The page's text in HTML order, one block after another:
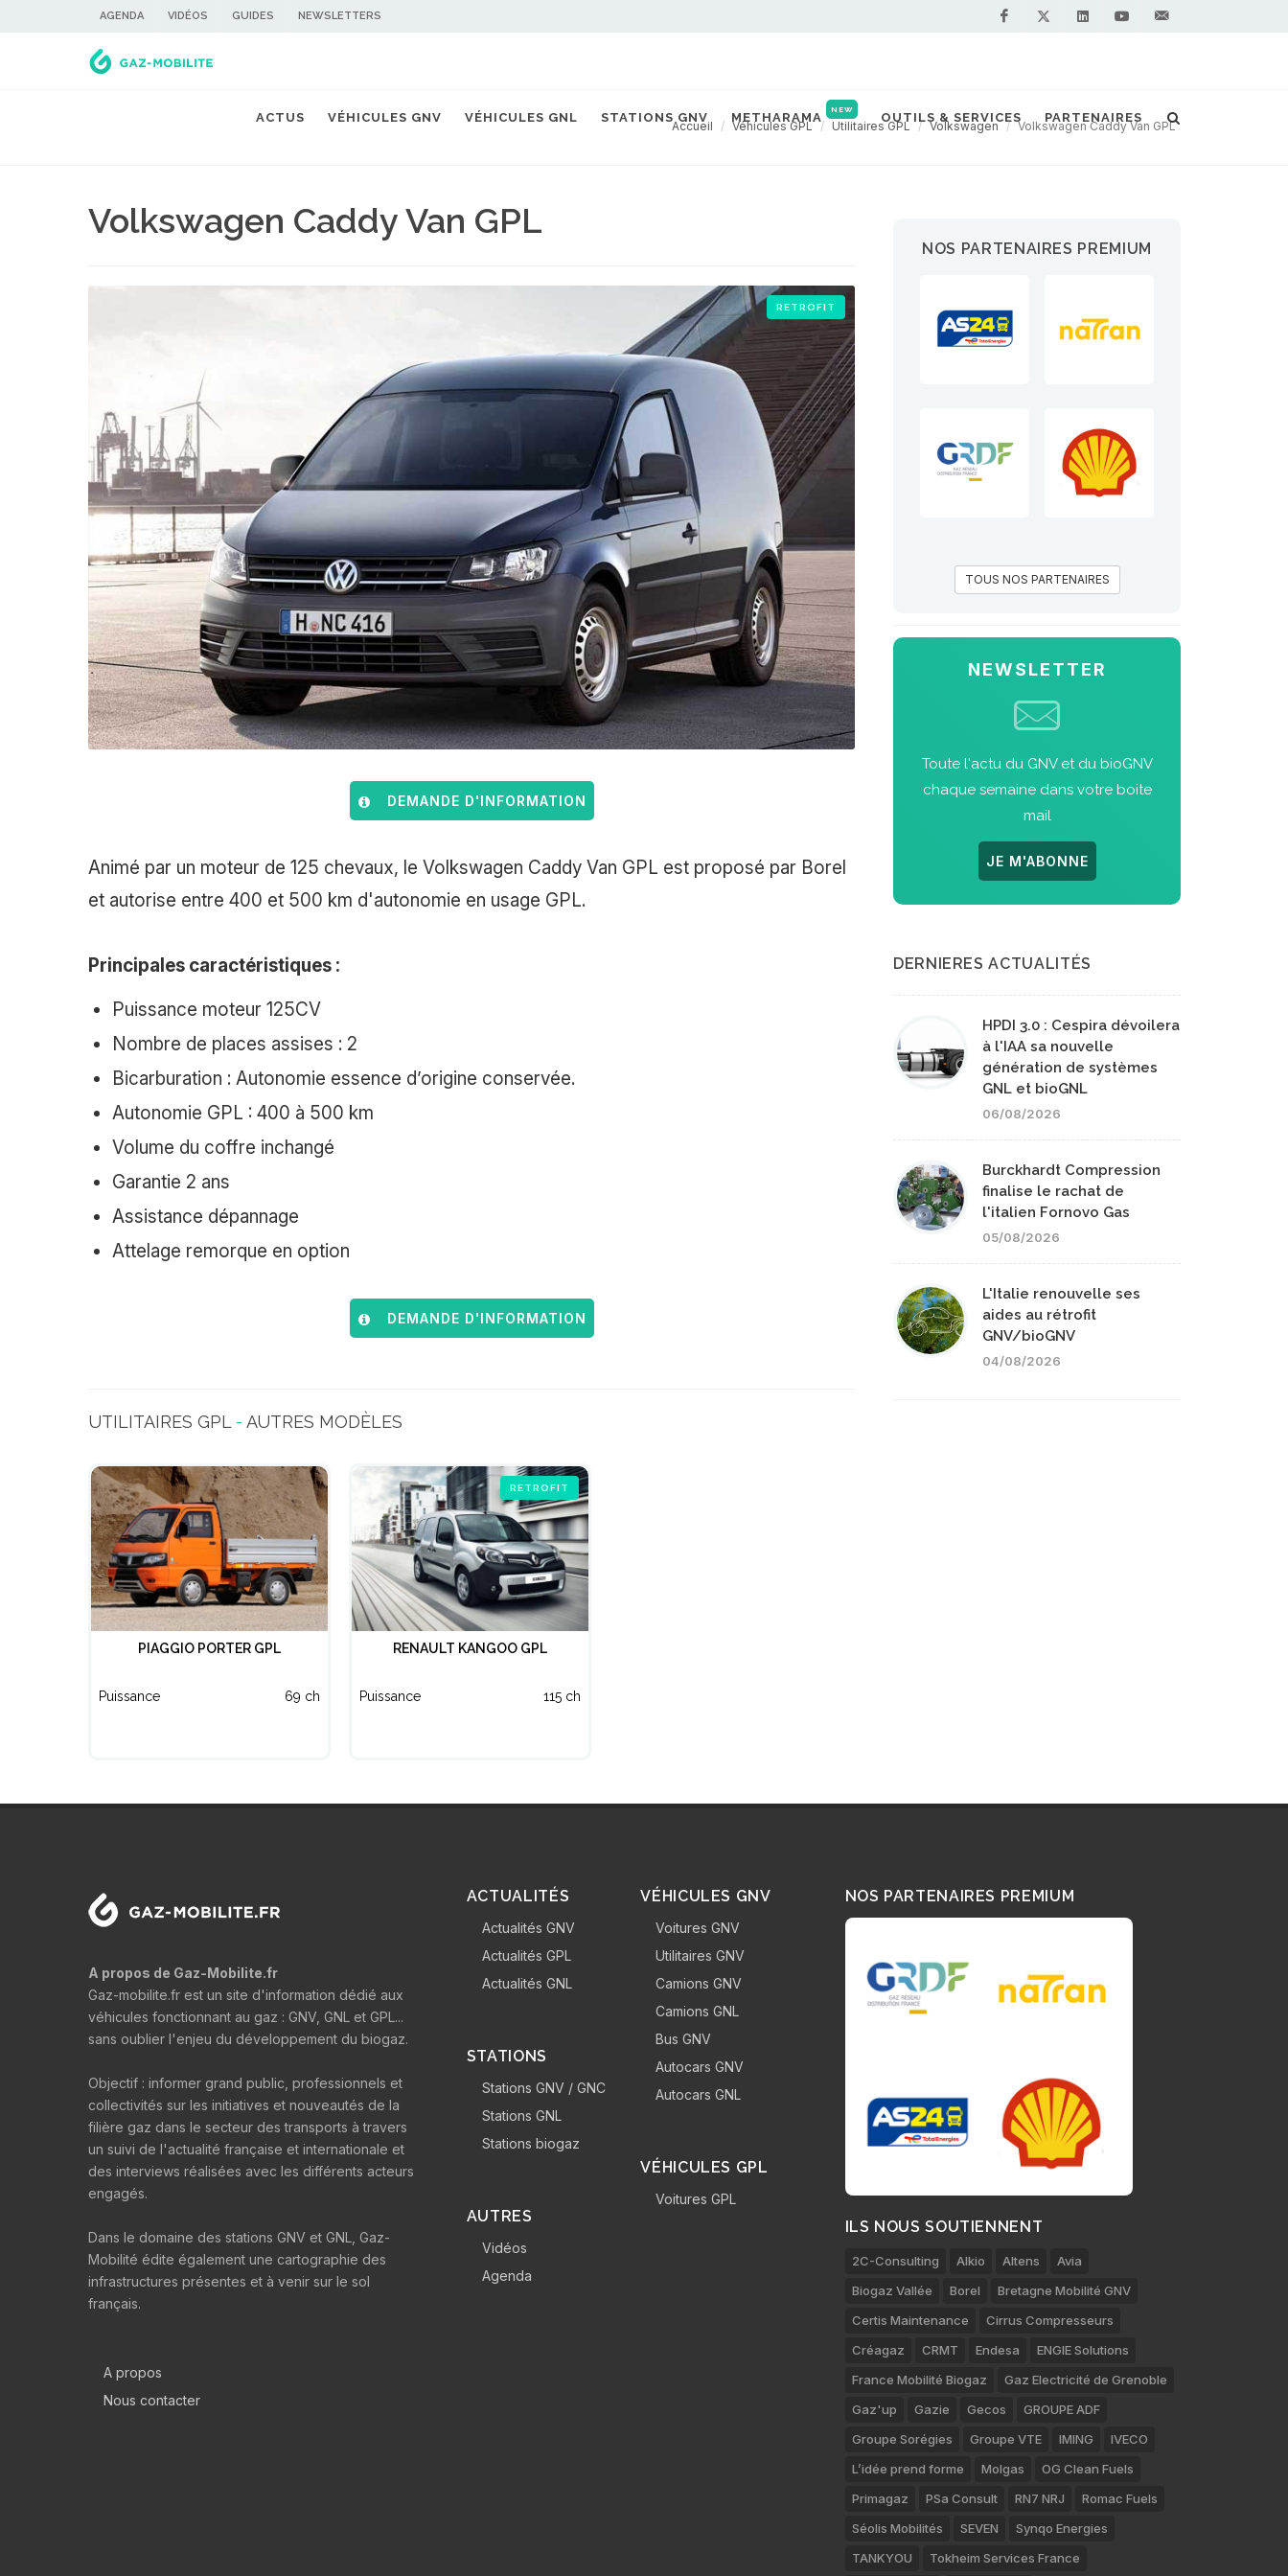
AGENDA VIDÉOS GUIDES NEWSLETTERS
ACTUS VÉHICULES GNV VÉHICULES GNL STATIONS GNV METHARAMA
NEW
OUTILS & SERVICES PARTENAIRES
Accueil Véhicules GPL Utilitaires GPL Volkswagen Volkswagen Caddy Van GPL
Volkswagen Caddy Van GPL
RETROFIT
DEMANDE D'INFORMATION
Animé par un moteur de 125 chevaux, le Volkswagen Caddy Van GPL est proposé par Borel
et autorise entre 400 et 500 km d'autonomie en usage GPL.
Principales caractéristiques :
Puissance moteur 125CV
Nombre de places assises : 2
Bicarburation : Autonomie essence d’origine conservée.
Autonomie GPL : 400 à 500 km
Volume du coffre inchangé
Garantie 2 ans
Assistance dépannage
Attelage remorque en option
DEMANDE D'INFORMATION
UTILITAIRES GPL - AUTRES MODÈLES
PIAGGIO PORTER GPL
Puissance 69 ch
RETROFIT
RENAULT KANGOO GPL
Puissance 115 ch
NOS PARTENAIRES PREMIUM
TOUS NOS PARTENAIRES
NEWSLETTER
Toute l'actu du GNV et du bioGNV
chaque semaine dans votre boite
mail
JE M'ABONNE
DERNIERES ACTUALITÉS
HPDI 3.0 : Cespira dévoilera
à l'IAA sa nouvelle
génération de systèmes
GNL et bioGNL
06/08/2026
Burckhardt Compression
finalise le rachat de
l'italien Fornovo Gas
05/08/2026
L'Italie renouvelle ses
aides au rétrofit
GNV/bioGNV
04/08/2026
A propos de Gaz-Mobilite.fr
Gaz-mobilite.fr est un site d'information dédié aux
véhicules fonctionnant au gaz : GNV, GNL et GPL...
sans oublier l'enjeu du développement du biogaz.
Objectif : informer grand public, professionnels et
collectivités sur les initiatives et nouveautés de la
filière gaz dans le secteur des transports à travers
un suivi de l'actualité française et internationale et
des interviews réalisées avec les différents acteurs
engagés.
Dans le domaine des stations GNV et GNL, Gaz-
Mobilité édite également une cartographie des
infrastructures présentes et à venir sur le sol
français.
A propos
Nous contacter
ACTUALITÉS
Actualités GNV
Actualités GPL
Actualités GNL
STATIONS
Stations GNV / GNC
Stations GNL
Stations biogaz
AUTRES
Vidéos
Agenda
VÉHICULES GNV
Voitures GNV
Utilitaires GNV
Camions GNV
Camions GNL
Bus GNV
Autocars GNV
Autocars GNL
VÉHICULES GPL
Voitures GPL
NOS PARTENAIRES PREMIUM
ILS NOUS SOUTIENNENT
2C-Consulting Alkio Altens
Avia
Biogaz Vallée
Borel
Bretagne Mobilité GNV
Certis Maintenance
Cirrus Compresseurs
Créagaz
CRMT Endesa
ENGIE Solutions
France Mobilité Biogaz
Gaz Electricité de Grenoble
Gaz'up
Gazie Gecos
GROUPE ADF
Groupe Sorégies
Groupe VTE IMING
IVECO
L’idée prend forme
Molgas
OG Clean Fuels
Primagaz
PSa Consult RN7 NRJ
Romac Fuels
Séolis Mobilités
SEVEN
Synqo Energies
TANKYOU
Tokheim Services France